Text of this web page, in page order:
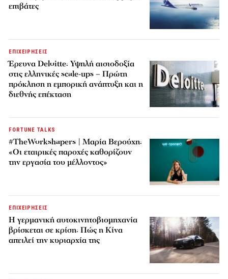
επιβάτες
ΕΠΙΧΕΙΡΗΣΕΙΣ
Έρευνα Deloitte: Υψηλή αισιοδοξία
στις ελληνικές scale-ups – Πρώτη
πρόκληση η εμπορική ανάπτυξη και η
διεθνής επέκταση
FORTUNE TALKS
#TheWorkshapers | Μαρία Βερούχη:
«Οι εταιρικές παροχές καθορίζουν
την εργασία του μέλλοντος»
ΕΠΙΧΕΙΡΗΣΕΙΣ
Η γερμανική αυτοκινητοβιομηχανία
βρίσκεται σε κρίση: Πώς η Κίνα
απειλεί την κυριαρχία της